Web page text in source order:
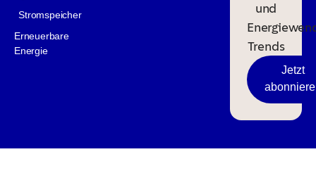
Stromspeicher
Erneuerbare
Energie
und
Trends
Jetzt